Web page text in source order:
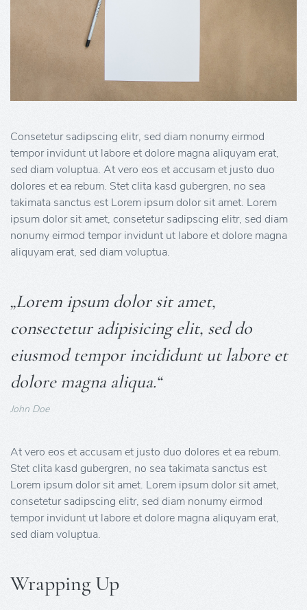
Consetetur sadipscing elitr, sed diam nonumy eirmod
tempor invidunt ut labore et dolore magna aliquyam erat,
sed diam voluptua. At vero eos et accusam et justo duo
dolores et ea rebum. Stet clita kasd gubergren, no sea
takimata sanctus est Lorem ipsum dolor sit amet. Lorem
ipsum dolor sit amet, consetetur sadipscing elitr, sed diam
nonumy eirmod tempor invidunt ut labore et dolore magna
aliquyam erat, sed diam voluptua.
„Lorem ipsum dolor sit amet,
consectetur adipisicing elit, sed do
eiusmod tempor incididunt ut labore et
dolore magna aliqua.“
John Doe
At vero eos et accusam et justo duo dolores et ea rebum.
Stet clita kasd gubergren, no sea takimata sanctus est
Lorem ipsum dolor sit amet. Lorem ipsum dolor sit amet,
consetetur sadipscing elitr, sed diam nonumy eirmod
tempor invidunt ut labore et dolore magna aliquyam erat,
sed diam voluptua.
Wrapping Up